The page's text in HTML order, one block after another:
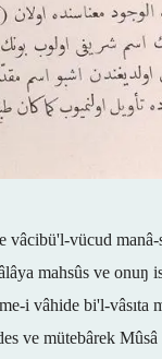
vâcibü'l-vücud
mahsûs ve onuŋ
i vâhide bi'l-vâsıta
ve mütebârek